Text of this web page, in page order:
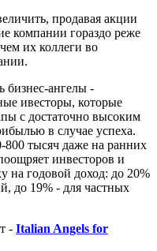
продавая акции
компании гораздо реже
их коллеги во
бизнес-ангелы -
ивесторы, которые
с достаточно высоким
в случае успеха.
800 тысяч даже на ранних
инвесторов и
на годовой доход: до 20%
до 19% - для частных
- Italian Angels for